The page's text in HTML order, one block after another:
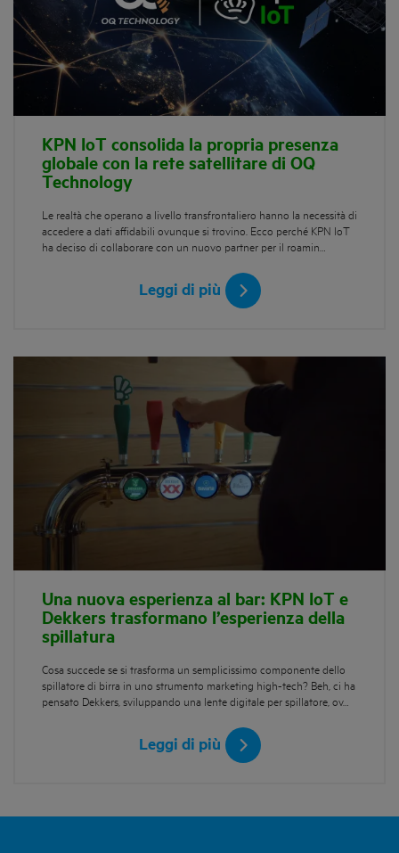
KPN IoT consolida la propria presenza
globale con la rete satellitare di OQ
Technology
Le realtà che operano a livello transfrontaliero hanno la necessità di
accedere a dati affidabili ovunque si trovino. Ecco perché KPN IoT
ha deciso di collaborare con un nuovo partner per il roamin…
Leggi di più
Una nuova esperienza al bar: KPN IoT e
Dekkers trasformano l’esperienza della
spillatura
Cosa succede se si trasforma un semplicissimo componente dello
spillatore di birra in uno strumento marketing high-tech? Beh, ci ha
pensato Dekkers, sviluppando una lente digitale per spillatore, ov…
Leggi di più